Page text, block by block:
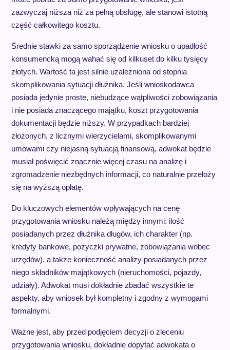
zazwyczaj niższa niż za pełną obsługę, ale stanowi istotną
część całkowitego kosztu.
Średnie stawki za samo sporządzenie wniosku o upadłość
konsumencką mogą wahać się od kilkuset do kilku tysięcy
złotych. Wartość ta jest silnie uzależniona od stopnia
skomplikowania sytuacji dłużnika. Jeśli wnioskodawca
posiada jedynie proste, niebudzące wątpliwości zobowiązania
i nie posiada znaczącego majątku, koszt przygotowania
dokumentacji będzie niższy. W przypadkach bardziej
złożonych, z licznymi wierzycielami, skomplikowanymi
umowami czy niejasną sytuacją finansową, adwokat będzie
musiał poświęcić znacznie więcej czasu na analizę i
zgromadzenie niezbędnych informacji, co naturalnie przełoży
się na wyższą opłatę.
Do kluczowych elementów wpływających na cenę
przygotowania wniosku należą między innymi: ilość
posiadanych przez dłużnika długów, ich charakter (np.
kredyty bankowe, pożyczki prywatne, zobowiązania wobec
urzędów), a także konieczność analizy posiadanych przez
niego składników majątkowych (nieruchomości, pojazdy,
udziały). Adwokat musi dokładnie zbadać wszystkie te
aspekty, aby wniosek był kompletny i zgodny z wymogami
formalnymi.
Ważne jest, aby przed podjęciem decyzji o zleceniu
przygotowania wniosku, dokładnie dopytać adwokata o